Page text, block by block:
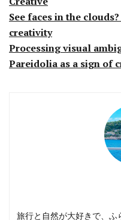
See faces in the
creativity
Processing visual
Pareidolia as a sign of
旅行と自然が大好きで、ふ